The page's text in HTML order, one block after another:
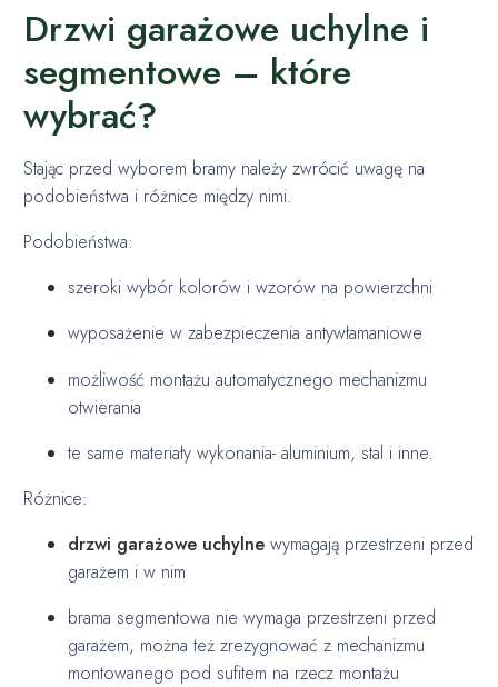
Drzwi garażowe uchylne i
segmentowe – które
wybrać?
Stając przed wyborem bramy należy zwrócić uwagę na
podobieństwa i różnice między nimi.
Podobieństwa:
szeroki wybór kolorów i wzorów na powierzchni
wyposażenie w zabezpieczenia antywłamaniowe
możliwość montażu automatycznego mechanizmu
otwierania
te same materiały wykonania- aluminium, stal i inne.
Różnice:
drzwi garażowe uchylne wymagają przestrzeni przed
garażem i w nim
brama segmentowa nie wymaga przestrzeni przed
garażem, można też zrezygnować z mechanizmu
montowanego pod sufitem na rzecz montażu